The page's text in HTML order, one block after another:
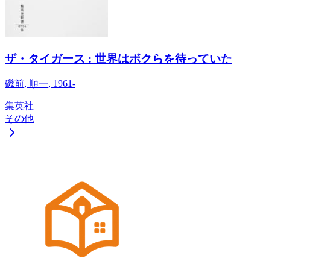
ザ・タイガース : 世界はボクらを待っていた
磯前, 順一, 1961-
集英社
その他